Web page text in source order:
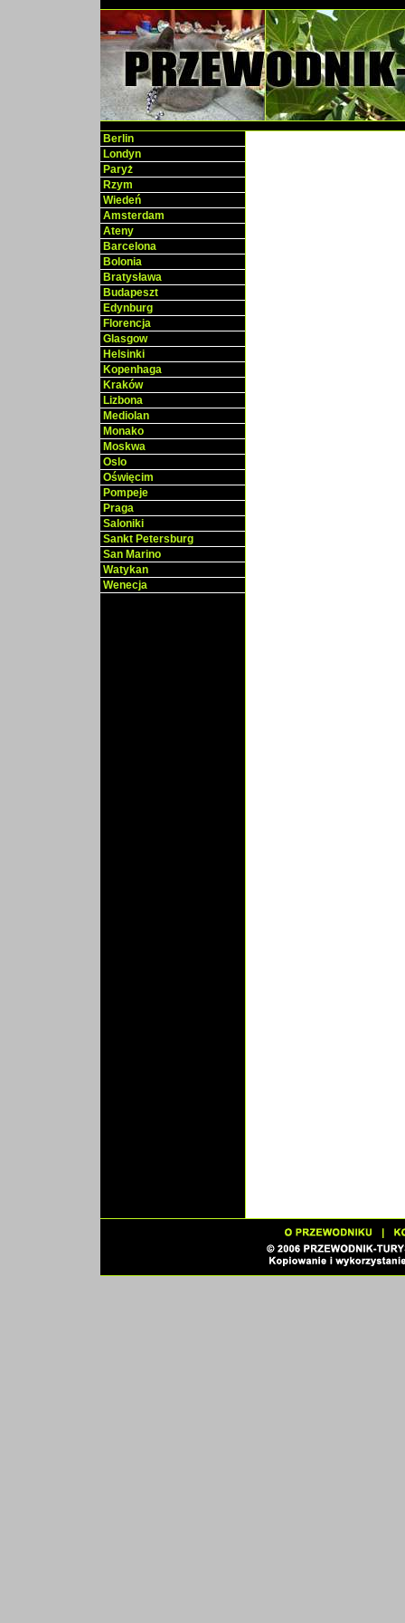
Berlin
Londyn
Paryż
Rzym
Wiedeń
Amsterdam
Ateny
Barcelona
Bolonia
Bratysława
Budapeszt
Edynburg
Florencja
Glasgow
Helsinki
Kopenhaga
Kraków
Lizbona
Mediolan
Monako
Moskwa
Oslo
Oświęcim
Pompeje
Praga
Saloniki
Sankt Petersburg
San Marino
Watykan
Wenecja